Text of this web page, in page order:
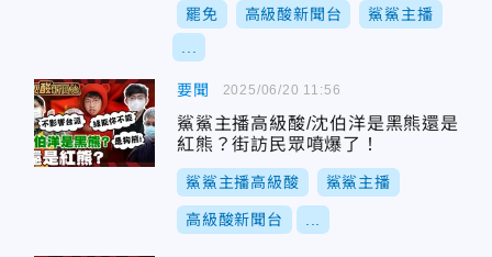
罷免 高級酸新聞台 鯊鯊主播
要聞
鯊鯊主播高級酸/沈伯洋是黑熊還是
紅熊？街訪民眾噴爆了！
鯊鯊主播高級酸 鯊鯊主播
高級酸新聞台
2025/06/20 11:56